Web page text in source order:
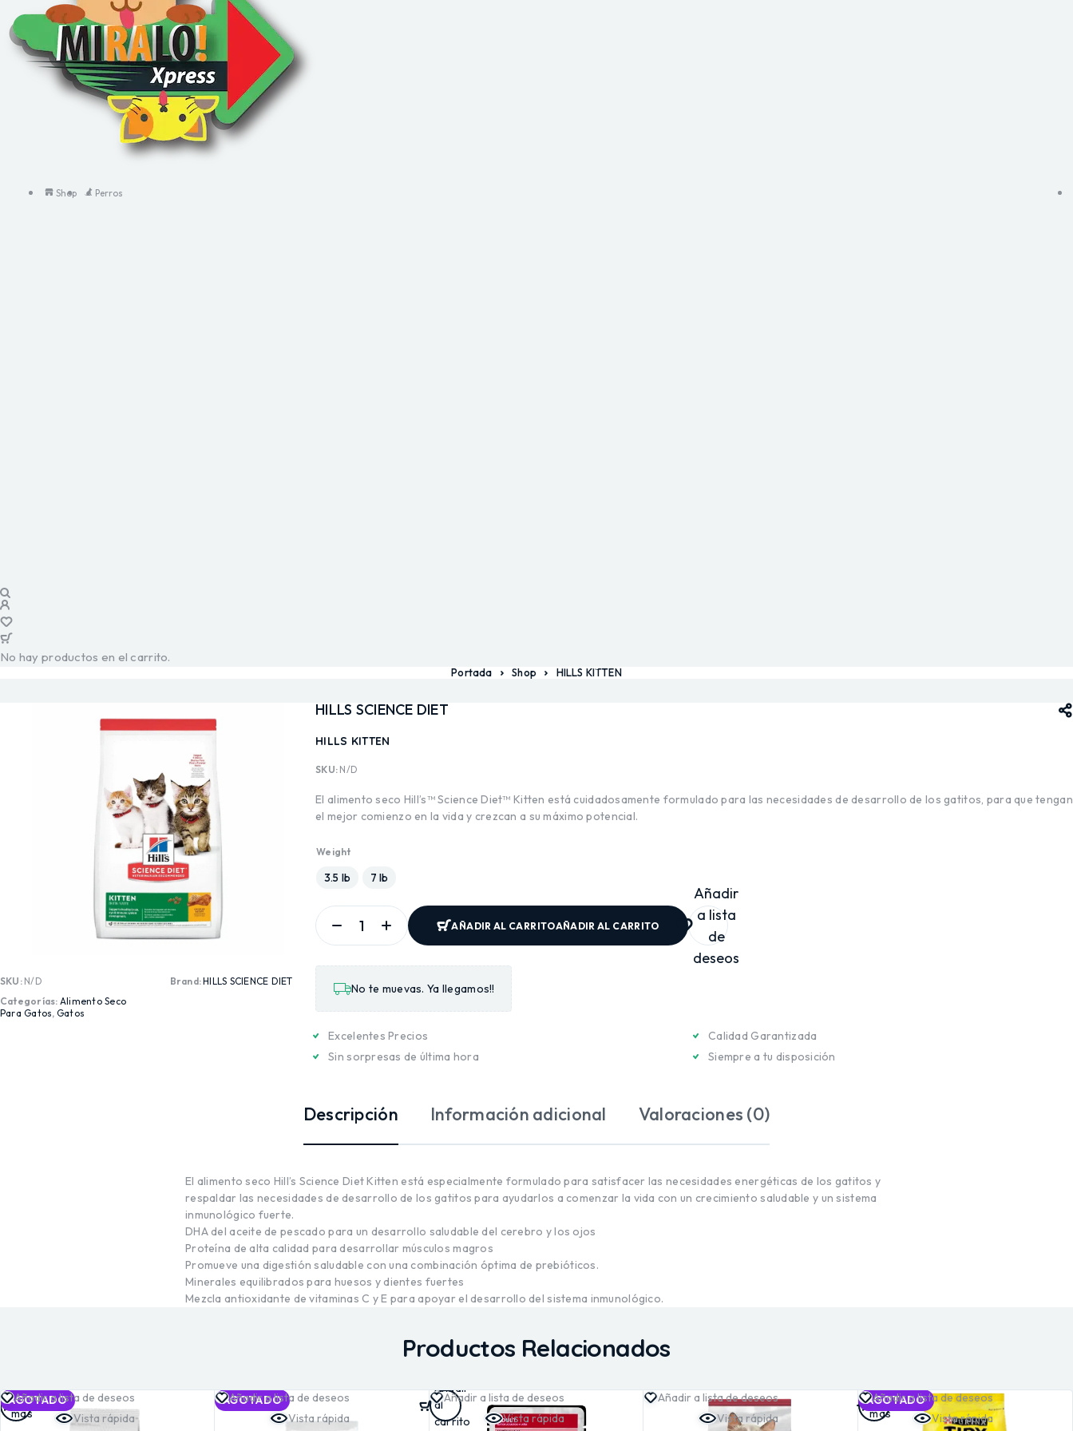
Shop Perros
No hay productos en el carrito.
Portada Shop HILLS KITTEN
SKU: N/D
Categorías: Alimento Seco
Para Gatos, Gatos
Brand:HILLS SCIENCE DIET
HILLS SCIENCE DIET
HILLS KITTEN
SKU: N/D
El alimento seco Hill’s™ Science Diet™ Kitten está cuidadosamente formulado para las necesidades de desarrollo de los gatitos, para que tengan
el mejor comienzo en la vida y crezcan a su máximo potencial.
Weight
3.5 lb 7 lb
AÑADIR AL CARRITOAÑADIR AL CARRITO
Añadir
a lista
de
deseos
No te muevas. Ya llegamos!!
Excelentes Precios
Sin sorpresas de última hora
Calidad Garantizada
Siempre a tu disposición
Descripción Información adicional Valoraciones (0)
El alimento seco Hill’s Science Diet Kitten está especialmente formulado para satisfacer las necesidades energéticas de los gatitos y
respaldar las necesidades de desarrollo de los gatitos para ayudarlos a comenzar la vida con un crecimiento saludable y un sistema
inmunológico fuerte.
DHA del aceite de pescado para un desarrollo saludable del cerebro y los ojos
Proteína de alta calidad para desarrollar músculos magros
Promueve una digestión saludable con una combinación óptima de prebióticos.
Minerales equilibrados para huesos y dientes fuertes
Mezcla antioxidante de vitaminas C y E para apoyar el desarrollo del sistema inmunológico.
Productos Relacionados
AGOTADO
Añadir a lista de deseos
Vista rápida
Leer
más
AGOTADO
Añadir a lista de deseos
Vista rápida
Añadir a lista de deseos
Vista rápida
Añadir
al
carrito
Añadir a lista de deseos
Vista rápida
AGOTADO
Añadir a lista de deseos
Vista rápida
Leer
más